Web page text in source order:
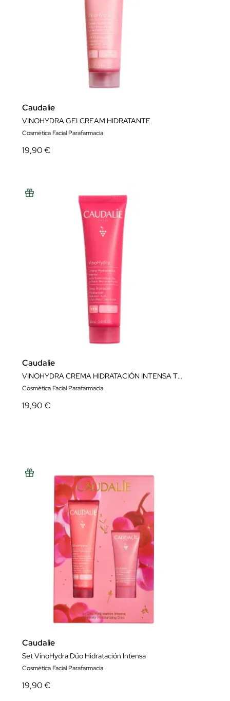
Caudalie
VINOHYDRA GELCREAM HIDRATANTE
Cosmética Facial Parafarmacia
19,90 €
Caudalie
VINOHYDRA CREMA HIDRATACIÓN INTENSA TUBE
Cosmética Facial Parafarmacia
19,90 €
Caudalie
Set VinoHydra Dúo Hidratación Intensa
Cosmética Facial Parafarmacia
19,90 €